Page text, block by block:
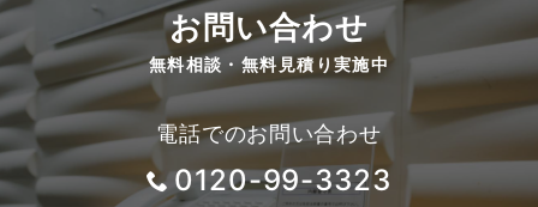
お問い合わせ
無料相談・無料見積り実施中
電話でのお問い合わせ
0120-99-3323